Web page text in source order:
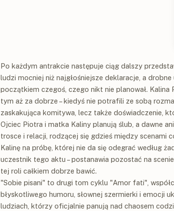
Po każdym antrakcie następuje ciąg dalszy
ludzi mocniej niż najgłośniejsze deklaracje, a
początkiem czegoś, czego nikt nie planował.
tym aż za dobrze – kiedyś nie potrafili ze sobą
zaskakująca komitywa, lecz także doświadczenie,
Ojciec Piotra i matka Kaliny planują ślub, a dawne
trosce i relacji, rodzącej się gdzieś między scenami
Kalinę na próbę, której nie da się odegrać według
uczestnik tego aktu – postanawia pozostać na
tej roli całkiem dobrze bawić.
"Sobie pisani" to drugi tom cyklu "Amor fati",
błyskotliwego humoru, słownej szermierki i emocji
ludziach, którzy oficjalnie panują nad chaosem